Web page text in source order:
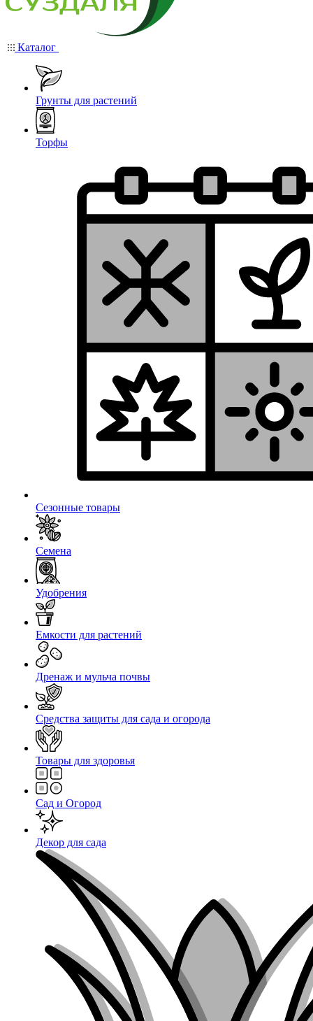
Каталог
Грунты для растений
Торфы
Сезонные товары
Семена
Удобрения
Емкости для растений
Дренаж и мульча почвы
Средства защиты для сада и огорода
Товары для здоровья
Сад и Огород
Декор для сада